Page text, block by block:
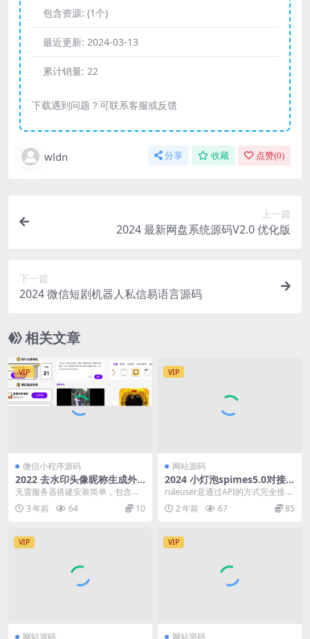
包含资源: (1个)
最近更新: 2024-03-13
累计销量: 22
下载遇到问题？可联系客服或反馈
wldn 分享 收藏 点赞(0)
上一篇
2024 最新网盘系统源码V2.0 优化版
下一篇
2024 微信短剧机器人私信易语言源码
相关文章
VIP
微信小程序源码
2022 去水印头像昵称生成外
卖工具箱微信小程序源码
无需服务器搭建安装简单，包含头
像框制作功能，各大短视频去水印
（接口完全免费，用了...
3 年前 64 10
VIP
网站源码
2024 小灯泡spimes5.0对接r
uleuser教程和覆盖源码
ruleuser是通过API的方式完全接管
typecho的用户系统， 让Type...
2 年前 67 85
VIP
网站源码
VIP
网站源码